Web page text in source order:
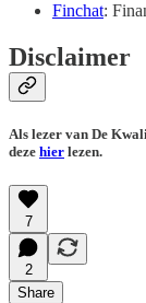
Finchat:
Disclaimer
Als lezer van De
deze hier lezen.
7
2
Share